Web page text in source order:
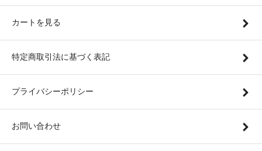
カートを見る
特定商取引法に基づく表記
プライバシーポリシー
お問い合わせ